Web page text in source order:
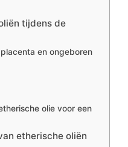
tijdens de
en ongeboren
olie voor een
etherische oliën